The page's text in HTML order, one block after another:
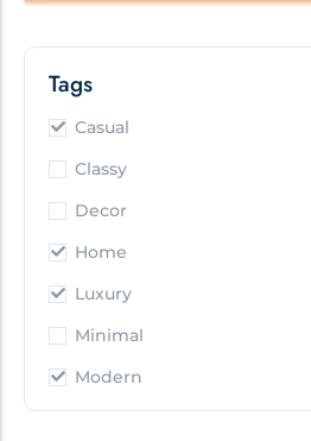
Tags
Casual
Classy
Decor
Home
Luxury
Minimal
Modern